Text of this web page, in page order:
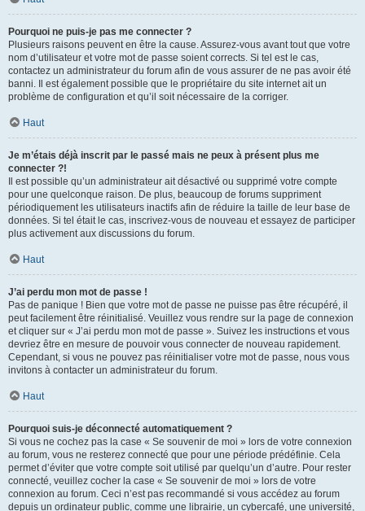
Pourquoi ne puis-je pas me connecter ?
Plusieurs raisons peuvent en être la cause. Assurez-vous avant tout que votre
nom d’utilisateur et votre mot de passe soient corrects. Si tel est le cas,
contactez un administrateur du forum afin de vous assurer de ne pas avoir été
banni. Il est également possible que le propriétaire du site internet ait un
problème de configuration et qu’il soit nécessaire de la corriger.
Haut
Je m’étais déjà inscrit par le passé mais ne peux à présent plus me
connecter ?!
Il est possible qu’un administrateur ait désactivé ou supprimé votre compte
pour une quelconque raison. De plus, beaucoup de forums suppriment
périodiquement les utilisateurs inactifs afin de réduire la taille de leur base de
données. Si tel était le cas, inscrivez-vous de nouveau et essayez de participer
plus activement aux discussions du forum.
Haut
J’ai perdu mon mot de passe !
Pas de panique ! Bien que votre mot de passe ne puisse pas être récupéré, il
peut facilement être réinitialisé. Veuillez vous rendre sur la page de connexion
et cliquer sur « J’ai perdu mon mot de passe ». Suivez les instructions et vous
devriez être en mesure de pouvoir vous connecter de nouveau rapidement.
Cependant, si vous ne pouvez pas réinitialiser votre mot de passe, nous vous
invitons à contacter un administrateur du forum.
Haut
Pourquoi suis-je déconnecté automatiquement ?
Si vous ne cochez pas la case « Se souvenir de moi » lors de votre connexion
au forum, vous ne resterez connecté que pour une période prédéfinie. Cela
permet d’éviter que votre compte soit utilisé par quelqu’un d’autre. Pour rester
connecté, veuillez cocher la case « Se souvenir de moi » lors de votre
connexion au forum. Ceci n’est pas recommandé si vous accédez au forum
depuis un ordinateur public, comme une librairie, un cybercafé, une université,